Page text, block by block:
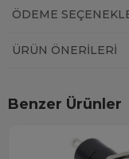
ÖDEME
ÜRÜN ÖNERILERI
Benzer Ürünler